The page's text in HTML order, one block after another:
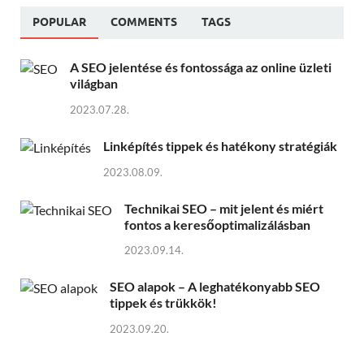
POPULAR COMMENTS TAGS
A SEO jelentése és fontossága az online üzleti
világban
2023.07.28.
Linképítés tippek és hatékony stratégiák
2023.08.09.
Technikai SEO – mit jelent és miért
fontos a keresőoptimalizálásban
2023.09.14.
SEO alapok – A leghatékonyabb SEO
tippek és trükkök!
2023.09.20.